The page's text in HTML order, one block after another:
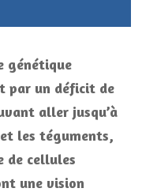
génétique
par un déficit de
aller jusqu’à
les téguments,
de cellules
une vision